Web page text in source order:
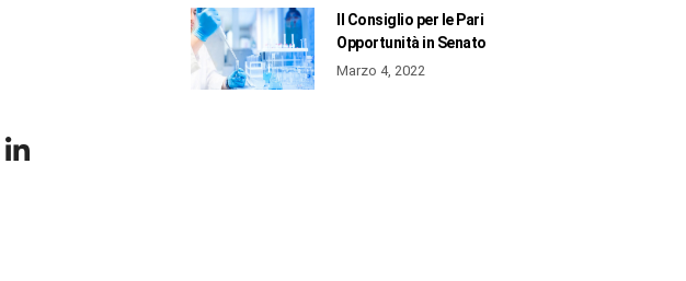
Il Consiglio per le Pari
Opportunità in Senato
Marzo 4, 2022